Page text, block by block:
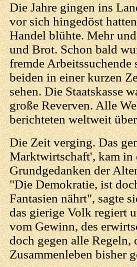
Die Jahre gingen ins
vor sich hingedöst
Handel blühte. Mehr
und Brot. Schon bald
fremde Arbeitssuchende
beiden in einer kurzen
sehen. Die Staatskasse
große Reverven. Alle
berichteten weltweit
Die Zeit verging. Das
Marktwirtschaft', kam in
Grundgedanken der
"Die Demokratie, ist
Fantasien nährt", sagte
das gierige Volk regiert
vom Gewinn, des
doch gegen alle Regeln,
Zusammenleben bisher